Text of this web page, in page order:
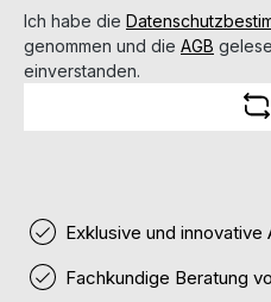
Ich habe die
genommen und die AGB
einverstanden.
Exklusive und innovative
Fachkundige Beratung